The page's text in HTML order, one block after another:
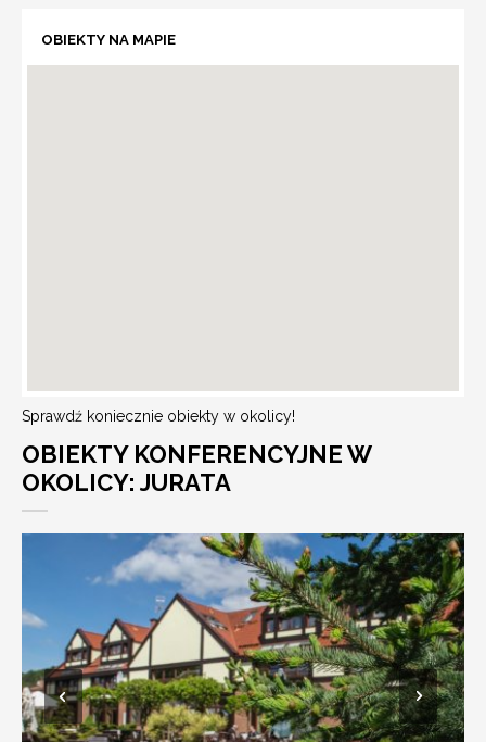
OBIEKTY NA MAPIE
Sprawdź koniecznie obiekty w okolicy!
OBIEKTY KONFERENCYJNE W
OKOLICY: JURATA